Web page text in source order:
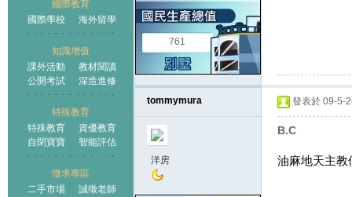
國際教育
國際學校
海外留學
知識增值
課外活動
教材閱讀
公開考試
深造進修
特殊教育
特殊教育
資優教育
自閉寶寶
智能評估
徵求專區
二手市場
誠徵老師
761
tommymura
洋房
發表於 09-5-
B.C
油麻地天主教